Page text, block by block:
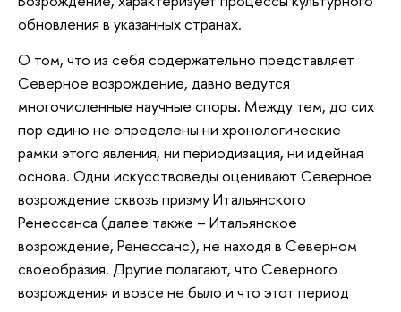
обновления в указанных странах.
О том, что из себя содержательно представляет
Северное возрождение, давно ведутся
многочисленные научные споры. Между тем, до сих
пор едино не определены ни хронологические
рамки этого явления, ни периодизация, ни идейная
основа. Одни искусствоведы оценивают Северное
возрождение сквозь призму Итальянского
Ренессанса (далее также – Итальянское
возрождение, Ренессанс), не находя в Северном
своеобразия. Другие полагают, что Северного
возрождения и вовсе не было и что этот период